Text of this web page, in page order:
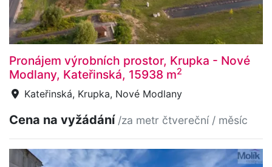
Pronájem výrobních prostor, Krupka - Nové
Modlany, Kateřinská, 15938 m2
Kateřinská, Krupka, Nové Modlany
Cena na vyžádání /za metr čtvereční / měsíc